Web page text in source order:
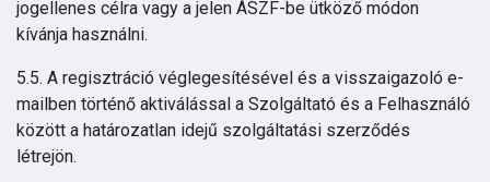
jogellenes célra vagy a jelen ÁSZF-be ütköző módon
kívánja használni.
5.5. A regisztráció véglegesítésével és a visszaigazoló e-
mailben történő aktiválással a Szolgáltató és a Felhasználó
között a határozatlan idejű szolgáltatási szerződés
létrejön.